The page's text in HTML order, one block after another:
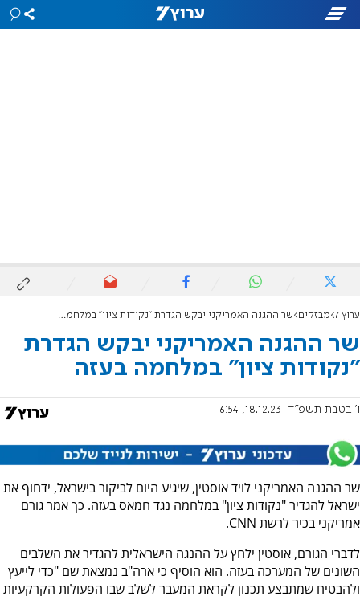
ערוץ 7 מבזקים שר ההגנה האמריקני יבקש הגדרת "נקודות ציון" במלחמה בעזה
שר ההגנה האמריקני יבקש הגדרת
"נקודות ציון" במלחמה בעזה
ו' בטבת תשפ"ד 18.12.23, 6:54
שר ההגנה האמריקני לויד אוסטין, שיגיע היום לביקור בישראל, ידחוף את
ישראל להגדיר "נקודות ציון" במלחמה נגד חמאס בעזה. כך אמר גורם
אמריקני בכיר לרשת CNN.
לדברי הגורם, אוסטין ילחץ על ההנגה הישראלית להגדיר את השלבים
השונים של המערכה בעזה. הוא הוסיף כי ארה"ב נמצאת שם "כדי לייעץ
ולהבטיח שמתבצע תכנון לקראת המעבר לשלב שבו הפעולות הקרקעיות